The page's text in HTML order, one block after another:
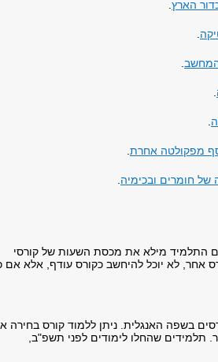
הארץ
המחשב
מפקולטה אחרת
של חומרים ובכימיה
התלמיד מילא את מכסת השעות של קורסי
אחר, לא יוכל להיחשב כקורס עודף, אלא אם
בהצלחה במהלך הלימודים לתואר 2 קורסים בשפה האנגלית. ניתן ללמוד קורס בחירה
תלמידים שהחלו לימודים לפני תשפ"ב,